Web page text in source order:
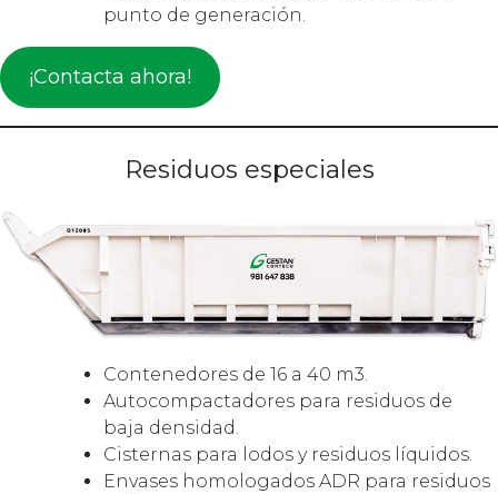
punto de generación.
¡Contacta ahora!
Residuos especiales
Contenedores de 16 a 40 m3.
Autocompactadores para residuos de
baja densidad.
Cisternas para lodos y residuos líquidos.
Envases homologados ADR para residuos